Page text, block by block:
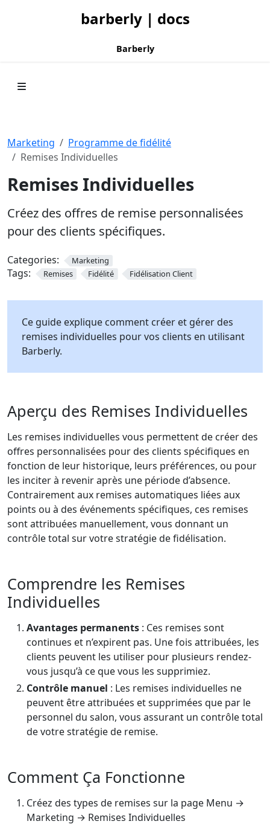
barberly | docs
Barberly
Marketing
Programme de fidélité
Remises Individuelles
Remises Individuelles
Créez des offres de remise personnalisées
pour des clients spécifiques.
Categories: Marketing
Tags: Remises Fidélité Fidélisation Client
Ce guide explique comment créer et gérer des
remises individuelles pour vos clients en utilisant
Barberly.
Aperçu des Remises Individuelles
Les remises individuelles vous permettent de créer des
offres personnalisées pour des clients spécifiques en
fonction de leur historique, leurs préférences, ou pour
les inciter à revenir après une période d’absence.
Contrairement aux remises automatiques liées aux
points ou à des événements spécifiques, ces remises
sont attribuées manuellement, vous donnant un
contrôle total sur votre stratégie de fidélisation.
Comprendre les Remises
Individuelles
Avantages permanents : Ces remises sont
continues et n’expirent pas. Une fois attribuées, les
clients peuvent les utiliser pour plusieurs rendez-
vous jusqu’à ce que vous les supprimiez.
Contrôle manuel : Les remises individuelles ne
peuvent être attribuées et supprimées que par le
personnel du salon, vous assurant un contrôle total
de votre stratégie de remise.
Comment Ça Fonctionne
Créez des types de remises sur la page Menu →
Marketing → Remises Individuelles